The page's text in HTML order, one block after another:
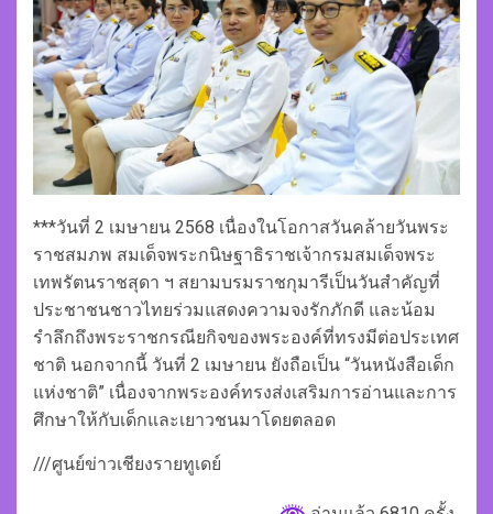
***วันที่ 2 เมษายน 2568 เนื่องในโอกาสวันคล้ายวันพระ
ราชสมภพ สมเด็จพระกนิษฐาธิราชเจ้ากรมสมเด็จพระ
เทพรัตนราชสุดา ฯ สยามบรมราชกุมารีเป็นวันสำคัญที่
ประชาชนชาวไทยร่วมแสดงความจงรักภักดี และน้อม
รำลึกถึงพระราชกรณียกิจของพระองค์ที่ทรงมีต่อประเทศ
ชาติ นอกจากนี้ วันที่ 2 เมษายน ยังถือเป็น “วันหนังสือเด็ก
แห่งชาติ” เนื่องจากพระองค์ทรงส่งเสริมการอ่านและการ
ศึกษาให้กับเด็กและเยาวชนมาโดยตลอด
///ศูนย์ข่าวเชียงรายทูเดย์